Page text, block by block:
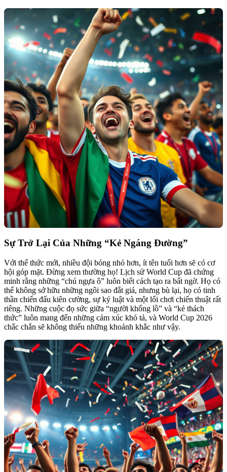
Sự Trở Lại Của Những “Kẻ Ngáng Đường”
Với thể thức mới, nhiều đội bóng nhỏ hơn, ít tên tuổi hơn sẽ có cơ
hội góp mặt. Đừng xem thường họ! Lịch sử World Cup đã chứng
minh rằng những “chú ngựa ô” luôn biết cách tạo ra bất ngờ. Họ có
thể không sở hữu những ngôi sao đắt giá, nhưng bù lại, họ có tinh
thần chiến đấu kiên cường, sự kỷ luật và một lối chơi chiến thuật rất
riêng. Những cuộc đọ sức giữa “người khổng lồ” và “kẻ thách
thức” luôn mang đến những cảm xúc khó tả, và World Cup 2026
chắc chắn sẽ không thiếu những khoảnh khắc như vậy.